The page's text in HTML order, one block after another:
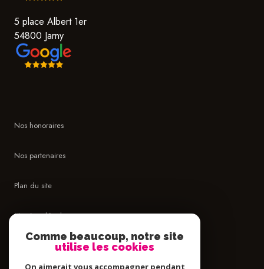
5 place Albert 1er
54800 Jarny
Nos honoraires
Nos partenaires
Plan du site
Mentions légales
Comme beaucoup, notre site
utilise les cookies
On aimerait vous accompagner pendant